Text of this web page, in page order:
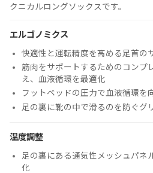
クニカルロングソックスです。
エルゴノミクス
快適性と運転精度を高める足首の
筋肉をサポートするためのコンプ
え、血液循環を最適化
フットベッドの圧力で血液循環を
足の裏に靴の中で滑るのを防ぐグ
温度調整
足の裏にある通気性メッシュパネ
化